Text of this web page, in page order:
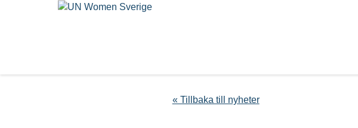
« Tillbaka till nyheter